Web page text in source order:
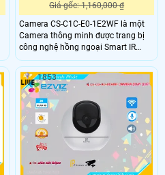
Giá gốc: 1,160,000 ₫
Camera CS-C1C-E0-1E2WF là một
Camera thông minh được trang bị
công nghệ hồng ngoại Smart IR
giúp thấy rõ hơn trong điều kiện ánh
sáng ngược chiều. Chất lượng hình
ảnh ban đêm với khả năng hồng
ngoại 10m. Thiết kế nhỏ gọn cube
giúp dễ dàng lắp đặt trong không
gian hẹp
1853